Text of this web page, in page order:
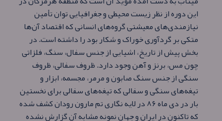
این دوره از نظر زیست محیطی و جغرافیایی توان تأمین
نیازمندی‌های معیشتی گروه‌های انسانی که اقتصاد آن‌ها
متکی بر گردآوری خوراک و شکار بود را داشته‌ است. در
بخش پیش از تاریخ، اشیایی از جنس سفال، سنگ، فلزاتی
چون مس، برنز و آهن وجود دارد. ظروف سفالی، ظروف
سنگی از جنس سنگ صابون و مرمر، مجسمه، ابزار و
تیغه‌های سنگی و سفالی که تیغه‌های سفالی برای نخستین
بار در دی ماه ۸۶ در لایه نگاری تم مارون رودان کشف شده
که تاکنون در ایران و جهان نمونه مشابه آن گزارش نشده‌